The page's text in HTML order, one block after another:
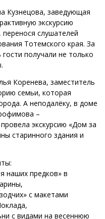
Кузнецова, заведующая
экскурсию
слушателей
Тотемского края. За
получали не только
Коренева, заместитель
семьи, которая
А неподалёку, в доме
–
экскурсию «Дом за
старинного здания и
наших предков» в
с макетами
с видами на весеннюю